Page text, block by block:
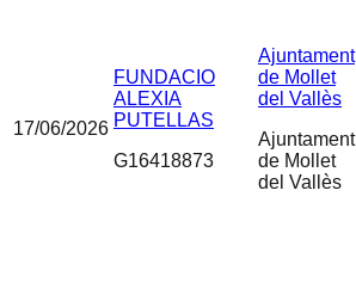
17/06/2026
FUNDACIO
ALEXIA
PUTELLAS
G16418873
Ajuntament
de Mollet
del Vallès
Ajuntament
de Mollet
del Vallès